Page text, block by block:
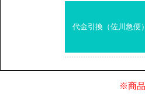
代金引換（佐川急便
※商品